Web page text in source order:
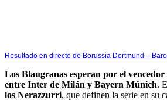
Resultado en directo de Borussia Dortmund –
Los Blaugranas esperan por el
entre Inter de Milán y Bayern Múnich.
los Nerazzurri, que definen la serie en su